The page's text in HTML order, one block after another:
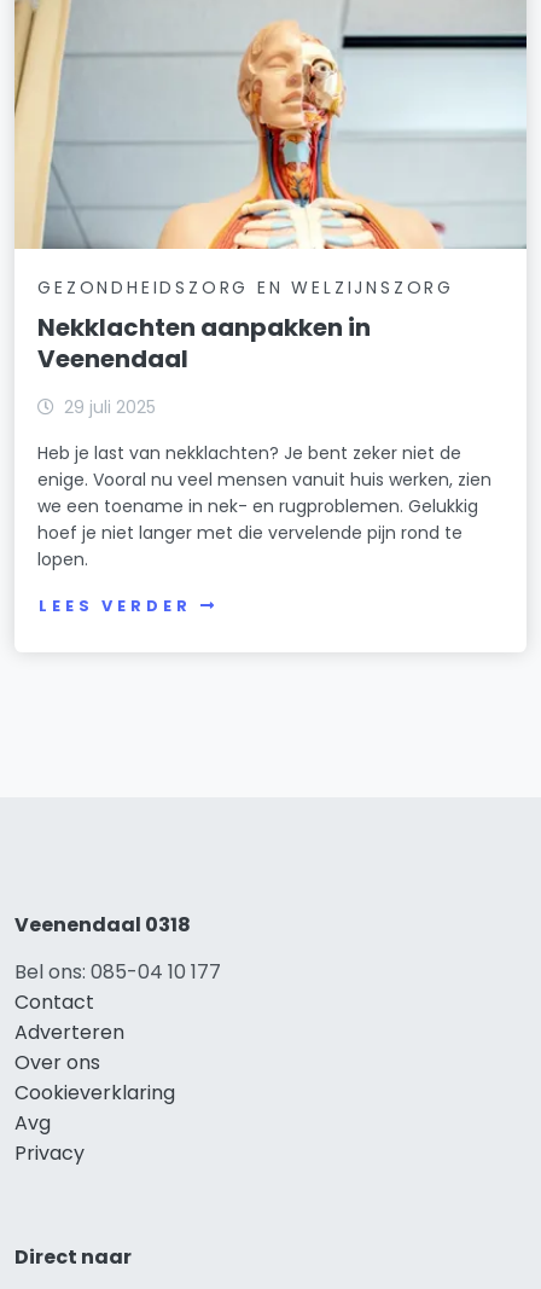
GEZONDHEIDSZORG EN WELZIJNSZORG
Nekklachten aanpakken in
Veenendaal
29 juli 2025
Heb je last van nekklachten? Je bent zeker niet de
enige. Vooral nu veel mensen vanuit huis werken, zien
we een toename in nek- en rugproblemen. Gelukkig
hoef je niet langer met die vervelende pijn rond te
lopen.
LEES VERDER
Veenendaal 0318
Bel ons: 085-04 10 177
Contact
Adverteren
Over ons
Cookieverklaring
Avg
Privacy
Direct naar